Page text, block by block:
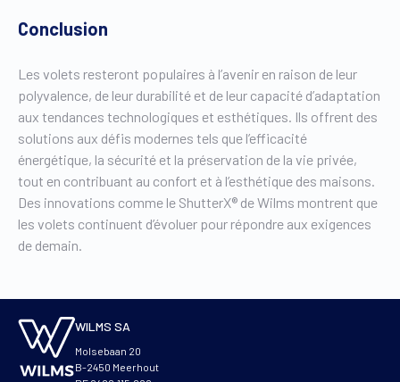
Conclusion
Les volets resteront populaires à l’avenir en raison de leur
polyvalence, de leur durabilité et de leur capacité d’adaptation
aux tendances technologiques et esthétiques. Ils offrent des
solutions aux défis modernes tels que l’efficacité
énergétique, la sécurité et la préservation de la vie privée,
tout en contribuant au confort et à l’esthétique des maisons.
Des innovations comme le ShutterX® de Wilms montrent que
les volets continuent d’évoluer pour répondre aux exigences
de demain.
WILMS SA
Molsebaan 20
B-2450 Meerhout